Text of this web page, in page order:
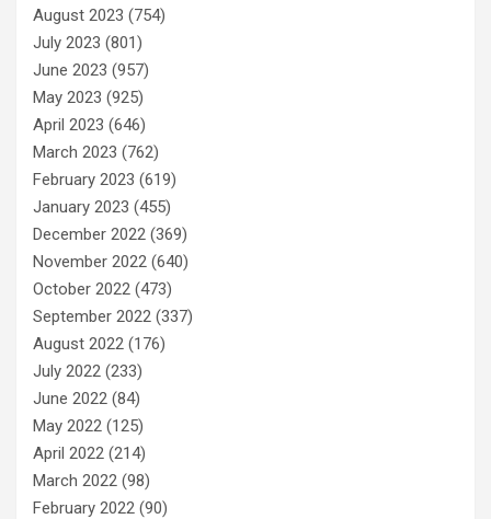
August 2023 (754)
July 2023 (801)
June 2023 (957)
May 2023 (925)
April 2023 (646)
March 2023 (762)
February 2023 (619)
January 2023 (455)
December 2022 (369)
November 2022 (640)
October 2022 (473)
September 2022 (337)
August 2022 (176)
July 2022 (233)
June 2022 (84)
May 2022 (125)
April 2022 (214)
March 2022 (98)
February 2022 (90)